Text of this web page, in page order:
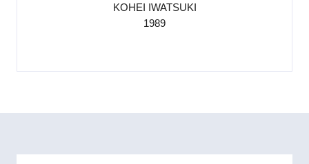
KOHEI IWATSUKI
1989